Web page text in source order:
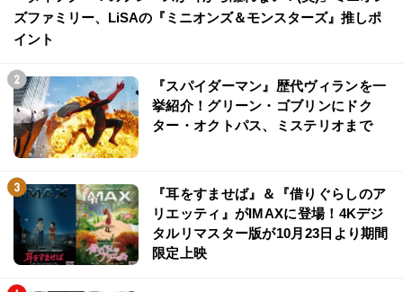
ズファミリー、LiSAの『ミニオンズ＆モンスターズ』推しポ
イント
『スパイダーマン』歴代ヴィランを一
挙紹介！グリーン・ゴブリンにドク
ター・オクトパス、ミステリオまで
『耳をすませば』＆『借りぐらしのア
リエッティ』がIMAXに登場！4Kデジ
タルリマスター版が10月23日より期間
限定上映